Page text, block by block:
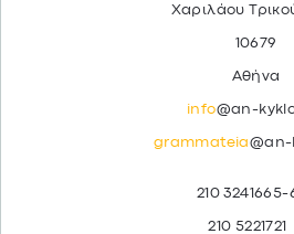
Χαριλάου
10679
Αθήνα
info@an-
grammateia@an-
210 3241665-
210 5221721